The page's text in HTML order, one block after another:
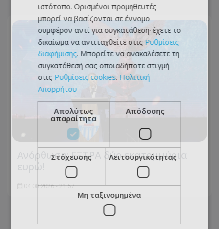
Ανόρθωση: ΕΞΤΡΑ δύο εκατομμύρια
04.08.2026 - 21:57
ιστότοπο. Ορισμένοι προμηθευτές
μπορεί να βασίζονται σε έννομο
συμφέρον αντί για συγκατάθεση· έχετε το
δικαίωμα να αντιταχθείτε στις Ρυθμίσεις
διαφήμισης. Μπορείτε να ανακαλέσετε τη
συγκατάθεσή σας οποιαδήποτε στιγμή
στις Ρυθμίσεις cookies. Πολιτική
Απορρήτου
Απολύτως
απαραίτητα
Απόδοσης
Στόχευσης Λειτουργικότητας
Μη ταξινομημένα